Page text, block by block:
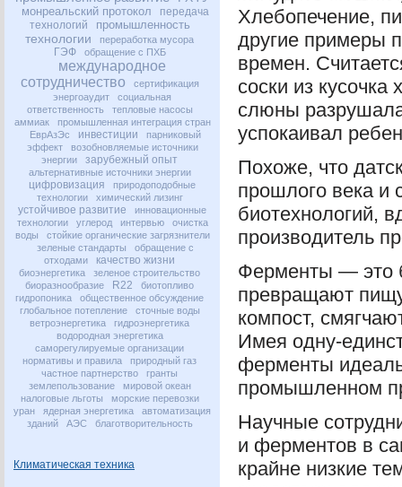
монреальский протокол
передача
технологий
промышленность
технологии переработка мусора
ГЭФ обращение с ПХБ
международное
сотрудничество
сертификация
энергоаудит
социальная
ответственность
тепловые насосы
аммиак
промышленная интеграция стран
ЕврАзЭс
инвестиции
парниковый
эффект
возобновляемые источники
энергии
зарубежный опыт
альтернативные источники энергии
цифровизация
природоподобные
технологии
химический лизинг
устойчивое развитие
инновационные
технологии
углерод интервью
очистка
воды
стойкие органические загрязнители
зеленые стандарты
обращение с
отходами
качество жизни
биоэнергетика
зеленое строительство
биоразнообразие
R22
биотопливо
гидропоника
общественное обсуждение
глобальное потепление
сточные воды
ветроэнергетика
гидроэнергетика
водородная энергетика
саморегулируемые организации
нормативы и правила
природный газ
частное партнерство
гранты
землепользование
мировой океан
налоговые льготы
морские перевозки
уран
ядерная энергетика
автоматизация
зданий
АЭС благотворительность
Климатическая техника
Хлебопечение,
другие примеры
времен.
соски из
слюны
успокаивал
Похоже, что
прошлого века и
биотехнологий,
производитель
Ферменты — это
превращают
компост,
Имея одну-
ферменты
промышленном
Научные
и ферментов в
крайне низкие